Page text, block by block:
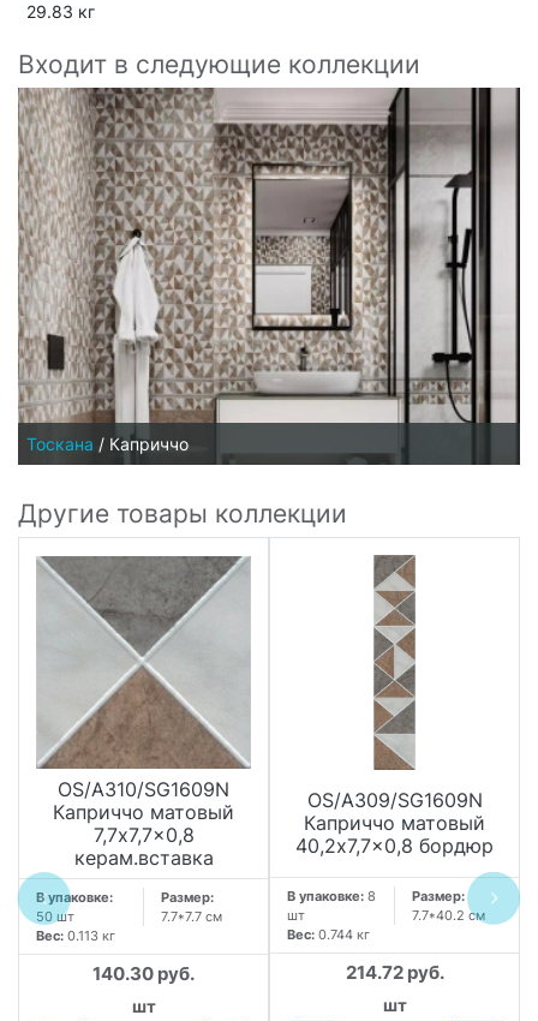
29.83 кг
Входит в следующие коллекции
Тоскана / Каприччо
Другие товары коллекции
OS/A310/SG1609N
Каприччо матовый
7,7x7,7x0,8
керам.вставка
В упаковке:
50 шт
Размер:
7.7*7.7 см
Вес: 0.113 кг
140.30 руб.
шт
OS/A309/SG1609N
Каприччо матовый
40,2x7,7x0,8 бордюр
В упаковке: 8
шт
Размер:
7.7*40.2 см
Вес: 0.744 кг
214.72 руб.
шт